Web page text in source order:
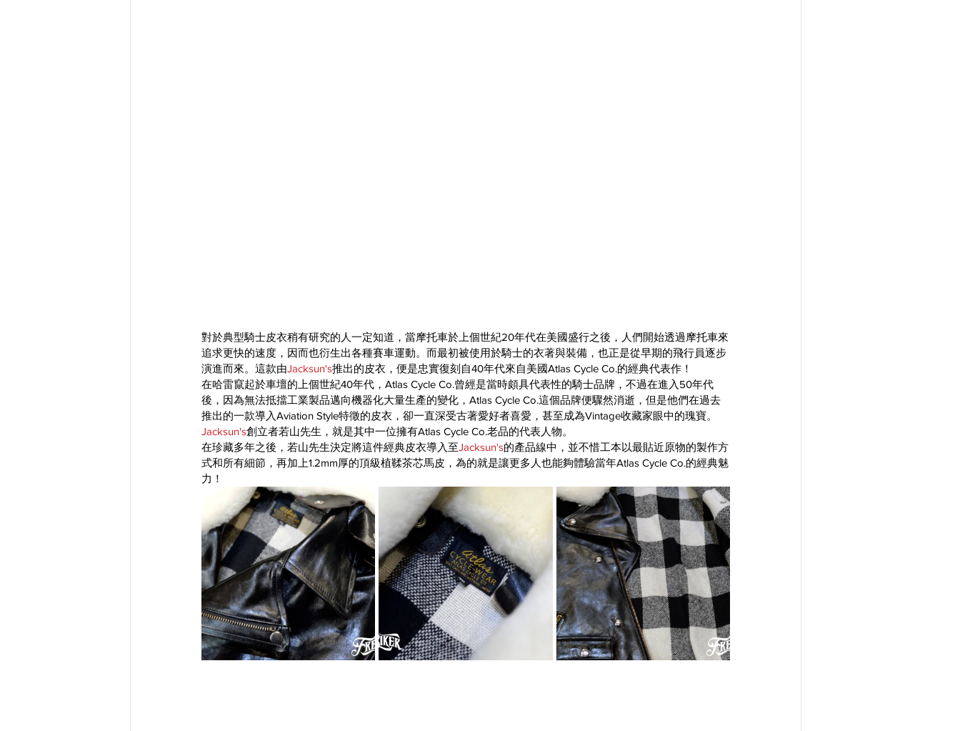
對於典型騎士皮衣稍有研究的人一定知道，當摩托車於上個世紀20年代在美國盛行之後，人們開始透過摩托車來
追求更快的速度，因而也衍生出各種賽車運動。而最初被使用於騎士的衣著與裝備，也正是從早期的飛行員逐步
演進而來。這款由Jacksun's推出的皮衣，便是忠實復刻自40年代來自美國Atlas Cycle Co.的經典代表作！
在哈雷竄起於車壇的上個世紀40年代，Atlas Cycle Co.曾經是當時頗具代表性的騎士品牌，不過在進入50年代
後，因為無法抵擋工業製品邁向機器化大量生產的變化，Atlas Cycle Co.這個品牌便驟然消逝，但是他們在過去
推出的一款導入Aviation Style特徵的皮衣，卻一直深受古著愛好者喜愛，甚至成為Vintage收藏家眼中的瑰寶。
Jacksun's創立者若山先生，就是其中一位擁有Atlas Cycle Co.老品的代表人物。
在珍藏多年之後，若山先生決定將這件經典皮衣導入至Jacksun's的產品線中，並不惜工本以最貼近原物的製作方
式和所有細節，再加上1.2mm厚的頂級植鞣茶芯馬皮，為的就是讓更多人也能夠體驗當年Atlas Cycle Co.的經典魅
力！